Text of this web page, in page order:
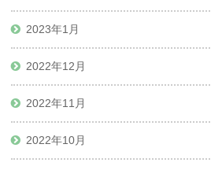
2023年1月
2022年12月
2022年11月
2022年10月